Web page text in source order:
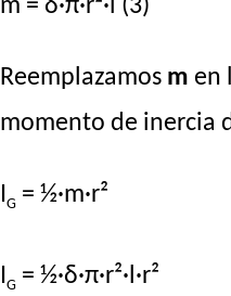
m = δ·π·r²·l (3)
Reemplazamos m en
momento de inercia
IG = ½·m·r²
IG = ½·δ·π·r²·l·r²